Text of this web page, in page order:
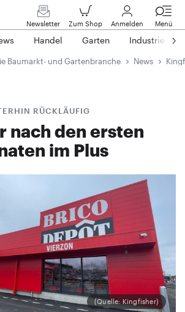
Newsletter Zum Shop Anmelden Menü
Handel Garten Industrie
Baumarkt- und Gartenbranche News
RÜCKLÄUFIG
nach den ersten
im Plus
(Quelle: Kingfisher)